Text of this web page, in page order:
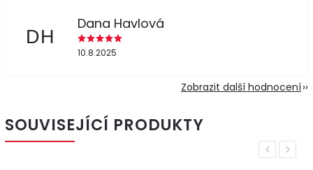
DH
Dana Havlová
10.8.2025
Zobrazit další hodnocení
SOUVISEJÍCÍ PRODUKTY
Previous
Next